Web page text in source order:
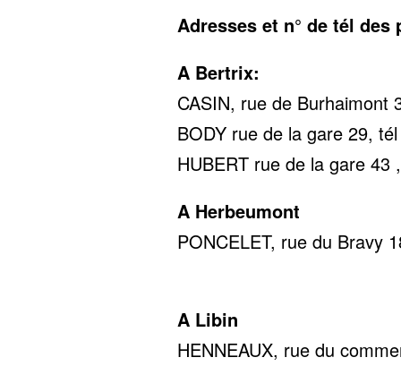
Adresses et n° de tél des
A Bertrix:
CASIN, rue de Burhaimont
BODY rue de la gare 29,
HUBERT rue de la gare 43
A Herbeumont
PONCELET, rue du Bravy
A Libin
HENNEAUX, rue du